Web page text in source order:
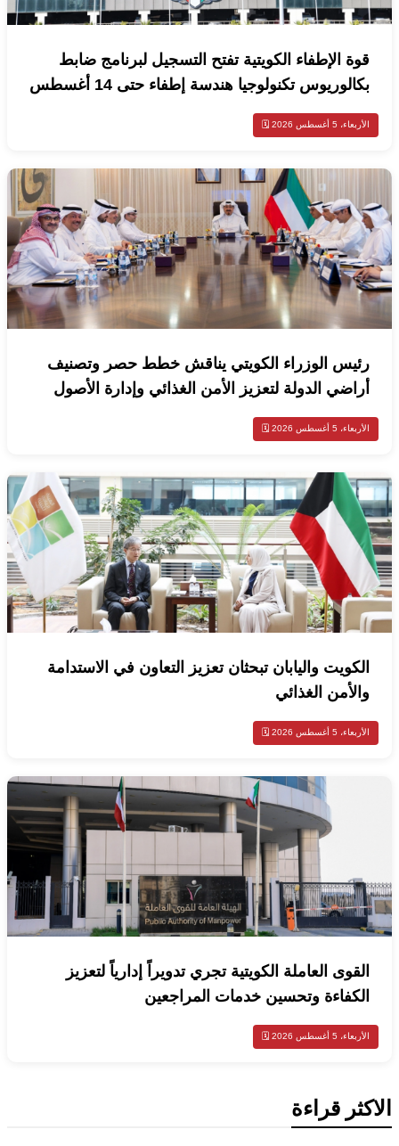
قوة الإطفاء الكويتية تفتح التسجيل لبرنامج ضابط
بكالوريوس تكنولوجيا هندسة إطفاء حتى 14 أغسطس
الأربعاء، 5 أغسطس 2026 🗓️
رئيس الوزراء الكويتي يناقش خطط حصر وتصنيف
أراضي الدولة لتعزيز الأمن الغذائي وإدارة الأصول
الأربعاء، 5 أغسطس 2026 🗓️
الكويت واليابان تبحثان تعزيز التعاون في الاستدامة
والأمن الغذائي
الأربعاء، 5 أغسطس 2026 🗓️
القوى العاملة الكويتية تجري تدويراً إدارياً لتعزيز
الكفاءة وتحسين خدمات المراجعين
الأربعاء، 5 أغسطس 2026 🗓️
الاكثر قراءة